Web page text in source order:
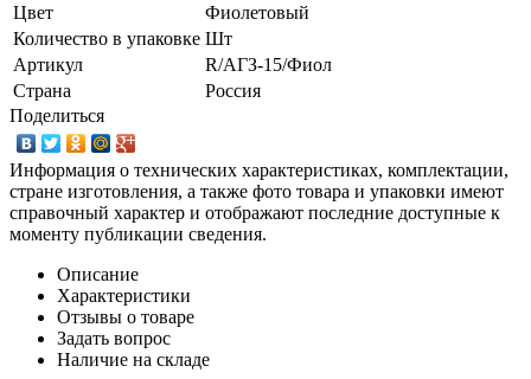
Цвет
Фиолетовый
Количество в упаковке Шт
Артикул
R/АГЗ-15/Фиол
Страна
Россия
Поделиться
Информация о технических характеристиках, комплектации,
стране изготовления, а также фото товара и упаковки имеют
справочный характер и отображают последние доступные к
моменту публикации сведения.
Описание
Характеристики
Отзывы о товаре
Задать вопрос
Наличие на складе